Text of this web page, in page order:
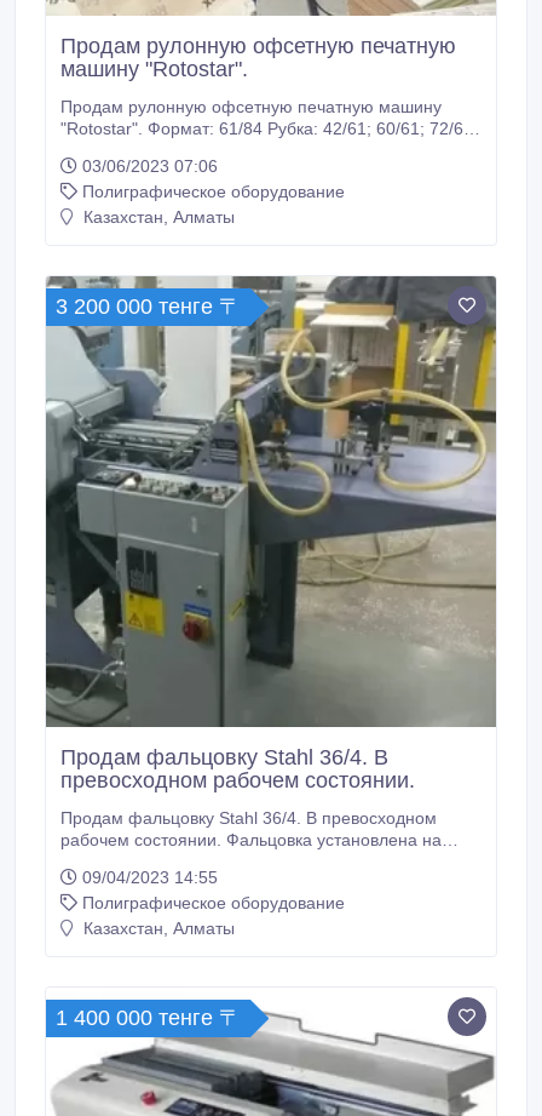
Продам рулонную офсетную печатную
машину "Rotostar".
Продам рулонную офсетную печатную машину
"Rotostar". Формат: 61/84 Рубка: 42/61; 60/61; 72/61;
печатать с ножом если делить надо, если не надо
нож поднимается и целиком выходит 1 формат с
фальцем Цвет: 4+4 можно любой цвет начиная от
03/06/2023 07:06
Полиграфическое оборудование
Казахстан, Алматы
3 200 000 тенге 〒
Продам фальцовку Stahl 36/4. В
превосходном рабочем состоянии.
Продам фальцовку Stahl 36/4. В превосходном
рабочем состоянии. Фальцовка установлена на
к работе. Четыре параллельных фальца..
09/04/2023 14:55
Полиграфическое оборудование
Казахстан, Алматы
1 400 000 тенге 〒